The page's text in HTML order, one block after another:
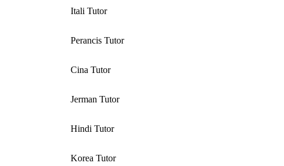
Itali Tutor
Perancis Tutor
Cina Tutor
Jerman Tutor
Hindi Tutor
Korea Tutor